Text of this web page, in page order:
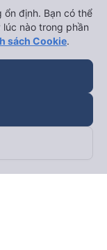
định. Bạn có thể
nào trong phần
sách Cookie.